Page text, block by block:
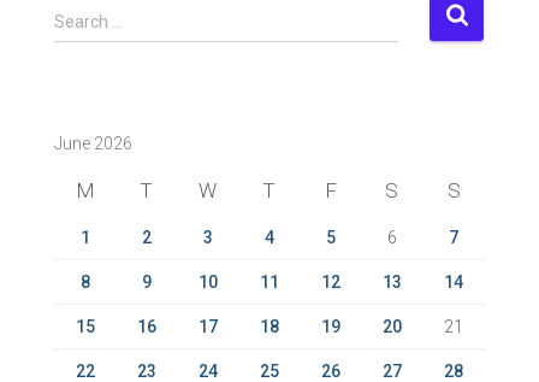
S
e
h
Search …
June 2026
M T W T F S S
1 2 3 4 5 6 7
8 9 10 11 12 13 14
15 16 17 18 19 20 21
22 23 24 25 26 27 28